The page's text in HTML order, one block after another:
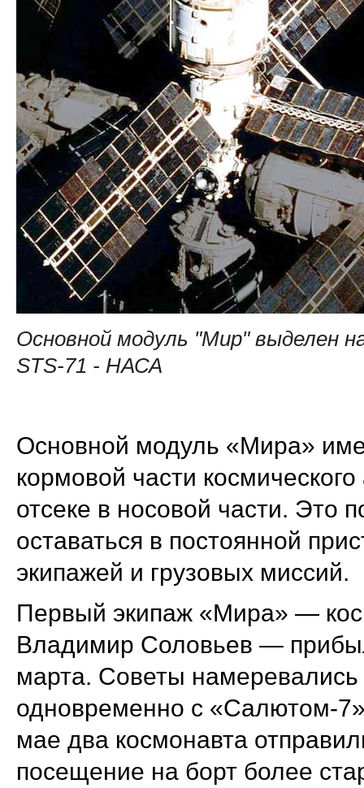
Основной модуль "Мир" выделен
STS-71 - НАСА
Основной модуль «Мира»
кормовой части
отсеке в носовой части. Это
оставаться в постоянной
экипажей и грузовых миссий.
Первый экипаж «Мира» —
Владимир Соловьев —
марта. Советы намеревались
одновременно с «Салютом-7»
мае два космонавта
посещение на борт более